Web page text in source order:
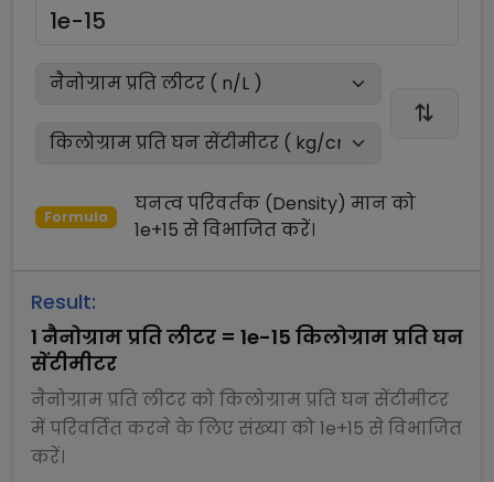
Formula
घनत्व परिवर्तक (Density) मान को
1e+15 सेविभाजितकरें।
Result:
1 नैनोग्राम प्रति लीटर = 1e-15 किलोग्राम प्रति घन
सेंटीमीटर
नैनोग्राम प्रति लीटरकोकिलोग्राम प्रति घन सेंटीमीटर
में परिवर्तित करने के लिए संख्या को1e+15 सेविभाजित
करें।